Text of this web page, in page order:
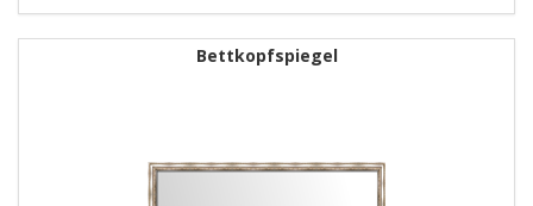
Bettkopfspiegel